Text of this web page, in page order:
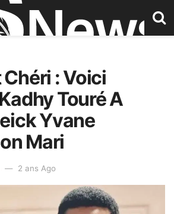
: Voici
Touré A
Yvane
Mari
2 ans Ago